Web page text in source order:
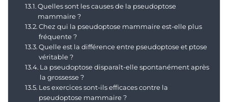
Quelles sont les causes de la pseudoptose
mammaire ?
Chez qui la pseudoptose mammaire est-elle plus
fréquente ?
Quelle est la différence entre pseudoptose et ptose
véritable ?
La pseudoptose disparaît-elle spontanément après
la grossesse ?
Les exercices sont-ils efficaces contre la
pseudoptose mammaire ?